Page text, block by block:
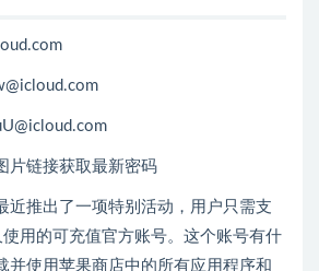
片链接获取最新密码
近推出了一项特别活动，用户只需支
用的可充值官方账号。这个账号有什
并使用苹果商店中的所有应用程序和